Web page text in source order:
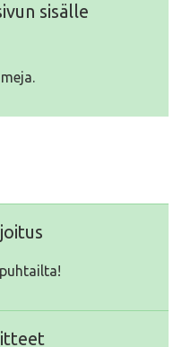
sisälle